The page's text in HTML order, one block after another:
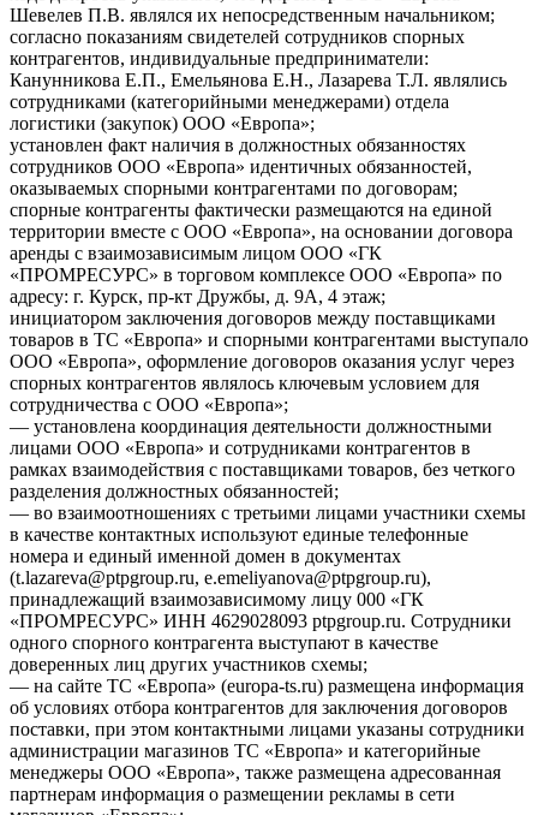
Шевелев П.В. являлся их непосредственным начальником;
согласно показаниям свидетелей сотрудников спорных
контрагентов, индивидуальные предприниматели:
Канунникова Е.П., Емельянова Е.Н., Лазарева Т.Л. являлись
сотрудниками (категорийными менеджерами) отдела
логистики (закупок) ООО «Европа»;
установлен факт наличия в должностных обязанностях
сотрудников ООО «Европа» идентичных обязанностей,
оказываемых спорными контрагентами по договорам;
спорные контрагенты фактически размещаются на единой
территории вместе с ООО «Европа», на основании договора
аренды с взаимозависимым лицом ООО «ГК
«ПРОМРЕСУРС» в торговом комплексе ООО «Европа» по
адресу: г. Курск, пр-кт Дружбы, д. 9А, 4 этаж;
инициатором заключения договоров между поставщиками
товаров в ТС «Европа» и спорными контрагентами выступало
ООО «Европа», оформление договоров оказания услуг через
спорных контрагентов являлось ключевым условием для
сотрудничества с ООО «Европа»;
— установлена координация деятельности должностными
лицами ООО «Европа» и сотрудниками контрагентов в
рамках взаимодействия с поставщиками товаров, без четкого
разделения должностных обязанностей;
— во взаимоотношениях с третьими лицами участники схемы
в качестве контактных используют единые телефонные
номера и единый именной домен в документах
(t.lazareva@ptpgroup.ru, e.emeliyanova@ptpgroup.ru),
принадлежащий взаимозависимому лицу 000 «ГК
«ПРОМРЕСУРС» ИНН 4629028093 ptpgroup.ru. Сотрудники
одного спорного контрагента выступают в качестве
доверенных лиц других участников схемы;
— на сайте ТС «Европа» (europa-ts.ru) размещена информация
об условиях отбора контрагентов для заключения договоров
поставки, при этом контактными лицами указаны сотрудники
администрации магазинов ТС «Европа» и категорийные
менеджеры ООО «Европа», также размещена адресованная
партнерам информация о размещении рекламы в сети